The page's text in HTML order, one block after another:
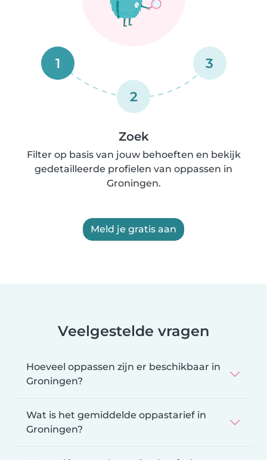
1
2
3
Zoek
Filter op basis van jouw behoeften en bekijk
gedetailleerde profielen van oppassen in
Groningen.
Meld je gratis aan
Veelgestelde vragen
Hoeveel oppassen zijn er beschikbaar in
Groningen?
Wat is het gemiddelde oppastarief in
Groningen?